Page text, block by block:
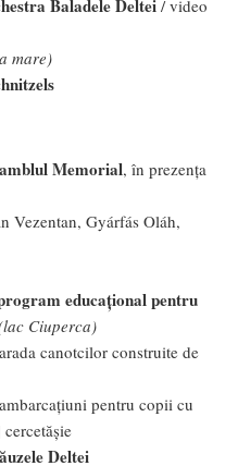
Baladele Deltei / video
mare)
l Memorial, în prezența
Vezentan, Gyárfás Oláh,
educațional pentru
Ciuperca)
canotcilor construite de
pentru copii cu
Deltei